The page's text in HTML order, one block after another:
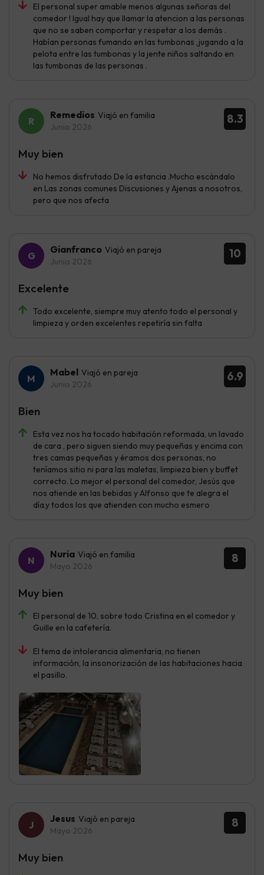
El personal super amable menos algunas señoras del
comedor ! Igual hay que llamar la atencion a las personas
que no se saben comportar y respetar a los demás .
Habían personas fumando en las tumbonas ,jugando a la
pelota entre las tumbonas y la jente niños saltando en
las tumbonas de las personas .
8.3
Remedios Viajó en familia
Junio 2026
No hemos disfrutado De la estancia .Mucho escándalo
en Las zonas comunes Discusiones y Ajenas a nosotros,
pero que nos afecta
Muy bien
10
Gianfranco Viajó en pareja
Junio 2026
Todo excelente, siempre muy atento todo el personal y
limpieza y orden excelentes repetiría sin falta
Excelente
6.9
Mabel Viajó en pareja
Junio 2026
Esta vez nos ha tocado habitación reformada, un lavado
de cara , pero siguen siendo muy pequeñas y encima con
tres camas pequeñas y éramos dos personas, no
teníamos sitio ni para las maletas, limpieza bien y buffet
correcto. Lo mejor el personal del comedor, Jesús que
nos atiende en las bebidas y Alfonso que te alegra el
día,y todos los que atienden con mucho esmero
Bien
8
Nuria Viajó en familia
Mayo 2026
El personal de 10, sobre todo Cristina en el comedor y
Guille en la cafetería.
El tema de intolerancia alimentaria, no tienen
información, la insonorización de las habitaciones hacia
el pasillo.
Muy bien
8
Jesus Viajó en pareja
Mayo 2026
Muy bien